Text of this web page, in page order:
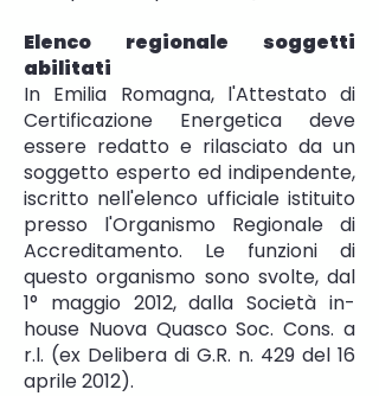
Elenco regionale soggetti
abilitati
In Emilia Romagna, l'Attestato di
Certificazione Energetica deve
essere redatto e rilasciato da un
soggetto esperto ed indipendente,
iscritto nell'elenco ufficiale istituito
presso l'Organismo Regionale di
Accreditamento. Le funzioni di
questo organismo sono svolte, dal
1° maggio 2012, dalla Società in-
house Nuova Quasco Soc. Cons. a
r.l. (ex Delibera di G.R. n. 429 del 16
aprile 2012).